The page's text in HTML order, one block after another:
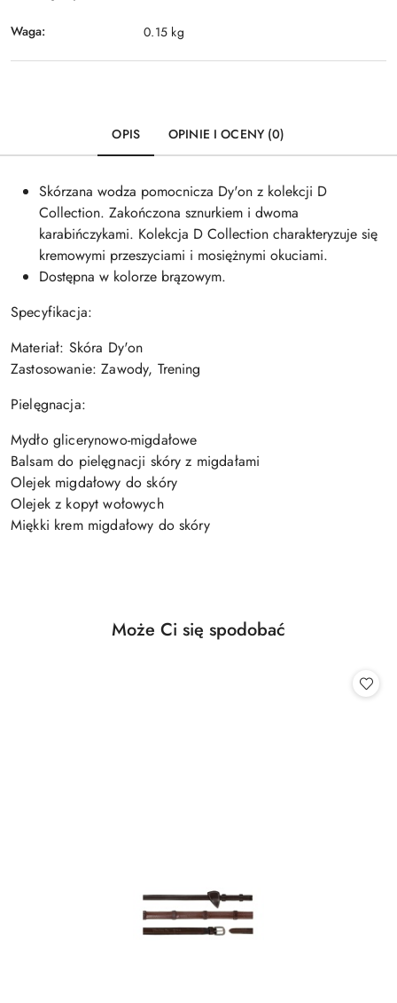
Waga: 0.15 kg
OPIS OPINIE I OCENY (0)
Skórzana wodza pomocnicza Dy'on z kolekcji D
Collection. Zakończona sznurkiem i dwoma
karabińczykami. Kolekcja D Collection charakteryzuje się
kremowymi przeszyciami i mosiężnymi okuciami.
Dostępna w kolorze brązowym.
Specyfikacja:
Materiał: Skóra Dy'on
Zastosowanie: Zawody, Trening
Pielęgnacja:
Mydło glicerynowo-migdałowe
Balsam do pielęgnacji skóry z migdałami
Olejek migdałowy do skóry
Olejek z kopyt wołowych
Miękki krem ​​migdałowy do skóry
Pomiń karuzelę produktów
Produkty
Może Ci się spodobać